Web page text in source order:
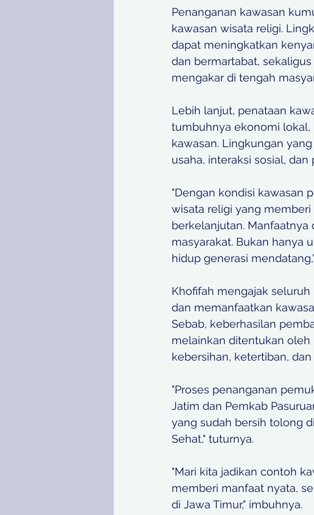
Penanganan kawasan
kawasan wisata religi.
dapat meningkatkan
dan bermartabat,
mengakar di tengah
Lebih lanjut, penataan
tumbuhnya ekonomi lokal,
kawasan. Lingkungan
usaha, interaksi sosial,
"Dengan kondisi kawasan
wisata religi yang
berkelanjutan.
masyarakat. Bukan hanya
hidup generasi
Khofifah mengajak
dan memanfaatkan
Sebab, keberhasilan
melainkan ditentukan oleh
kebersihan, ketertiban,
"Proses penanganan
Jatim dan Pemkab
yang sudah bersih tolong
Sehat," tuturnya.
"Mari kita jadikan contoh
memberi manfaat nyata,
di Jawa Timur," imbuhnya.